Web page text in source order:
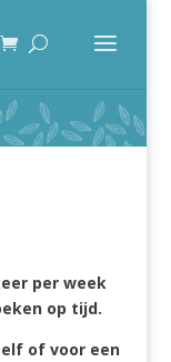
per week
op tijd.
of voor een